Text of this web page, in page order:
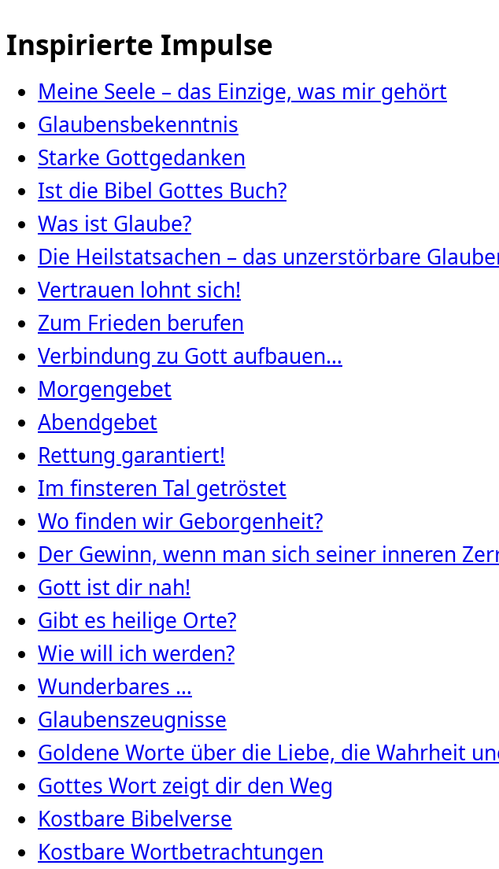
Inspirierte Impulse
Meine Seele – das Einzige, was mir gehört
Glaubensbekenntnis
Starke Gottgedanken
Ist die Bibel Gottes Buch?
Was ist Glaube?
Die Heilstatsachen – das unzerstörbare
Vertrauen lohnt sich!
Zum Frieden berufen
Verbindung zu Gott aufbauen…
Morgengebet
Abendgebet
Rettung garantiert!
Im finsteren Tal getröstet
Wo finden wir Geborgenheit?
Der Gewinn, wenn man sich seiner inneren
Gott ist dir nah!
Gibt es heilige Orte?
Wie will ich werden?
Wunderbares …
Glaubenszeugnisse
Goldene Worte über die Liebe, die Wahrheit
Gottes Wort zeigt dir den Weg
Kostbare Bibelverse
Kostbare Wortbetrachtungen